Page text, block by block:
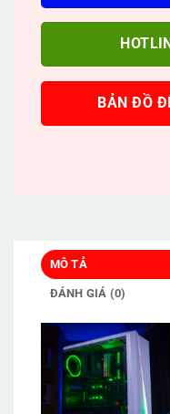
BẢN ĐỒ
MÔ TẢ
ĐÁNH GIÁ (0)